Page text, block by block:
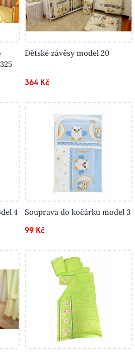
Dětské závěsy model 20
364 Kč
4 Souprava do kočárku model 3
99 Kč